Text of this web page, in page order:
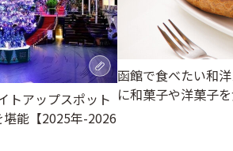
トアップスポット
能【2025年-2026
函館で食べたい和
に和菓子や洋菓子